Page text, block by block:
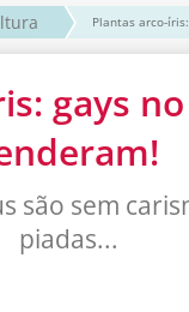
Plantas arco-
gays
são sem
piadas...